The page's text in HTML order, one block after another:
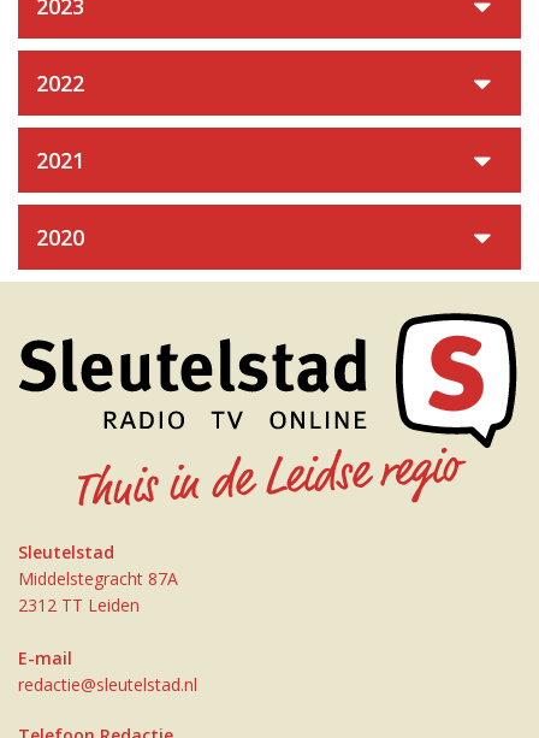
2023
2022
2021
2020
Sleutelstad
Middelstegracht 87A
2312 TT Leiden
E-mail
redactie@sleutelstad.nl